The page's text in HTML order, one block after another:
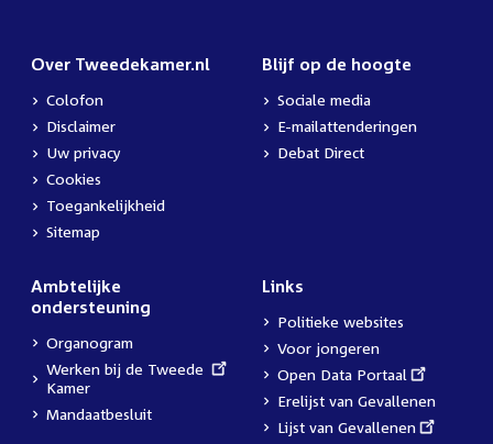
Over Tweedekamer.nl
Colofon
Disclaimer
Uw privacy
Cookies
Toegankelijkheid
Sitemap
Blijf op de hoogte
Sociale media
E-mailattenderingen
Debat Direct
Ambtelijke
ondersteuning
Organogram
External
link:
Werken bij de Tweede
Kamer
Mandaatbesluit
Links
Politieke websites
Voor jongeren
External
link:
Open Data Portaal
Erelijst van Gevallenen
External
Lijst van Gevallenen